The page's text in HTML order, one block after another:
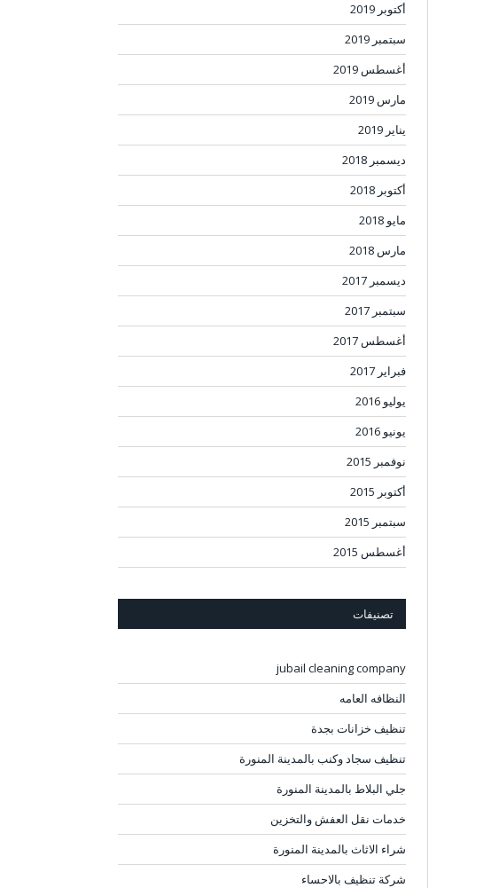
أكتوبر 2019
سبتمبر 2019
أغسطس 2019
مارس 2019
يناير 2019
ديسمبر 2018
أكتوبر 2018
مايو 2018
مارس 2018
ديسمبر 2017
سبتمبر 2017
أغسطس 2017
فبراير 2017
يوليو 2016
يونيو 2016
نوفمبر 2015
أكتوبر 2015
سبتمبر 2015
أغسطس 2015
تصنيفات
jubail cleaning company
النظافه العامه
تنظيف خزانات بجدة
تنظيف سجاد وكنب بالمدينة المنورة
جلي البلاط بالمدينة المنورة
خدمات نقل العفش والتخزين
شراء الاثاث بالمدينة المنورة
شركة تنظيف بالاحساء